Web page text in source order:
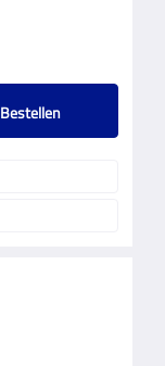
Bestellen